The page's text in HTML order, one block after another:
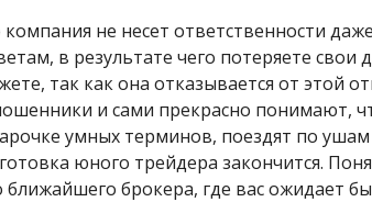
не несет ответственности
в результате чего потеряете
так как она отказывается от этой
и сами прекрасно понимают,
умных терминов, поездят по
юного трейдера закончится.
ближайшего брокера, где вас ожидает